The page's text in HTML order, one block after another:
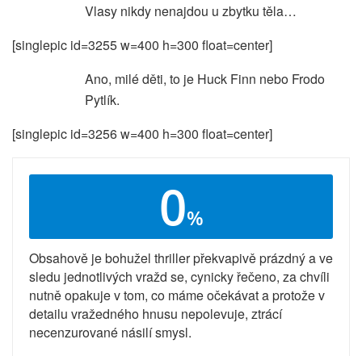
Vlasy nikdy nenajdou u zbytku těla…
[singlepic id=3255 w=400 h=300 float=center]
Ano, milé děti, to je Huck Finn nebo Frodo
Pytlík.
[singlepic id=3256 w=400 h=300 float=center]
0%
Obsahově je bohužel thriller překvapivě prázdný a ve
sledu jednotlivých vražd se, cynicky řečeno, za chvíli
nutně opakuje v tom, co máme očekávat a protože v
detailu vražedného hnusu nepolevuje, ztrácí
necenzurované násilí smysl.